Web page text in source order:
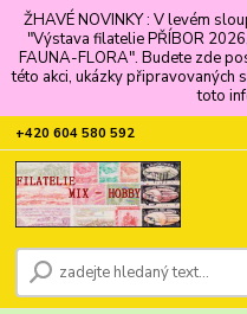
ŽHAVÉ NOVINKY : V levém
"Výstava filatelie PŘÍBOR
FAUNA-FLORA". Budete zde
této akci, ukázky připravovaných
toto
+420 604 580 592